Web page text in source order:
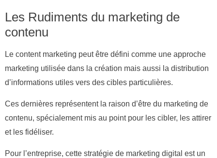
Les Rudiments du marketing de
contenu
Le content marketing peut être défini comme une approche
marketing utilisée dans la création mais aussi la distribution
d’informations utiles vers des cibles particulières.
Ces dernières représentent la raison d’être du marketing de
contenu, spécialement mis au point pour les cibler, les attirer
et les fidéliser.
Pour l’entreprise, cette stratégie de marketing digital est un